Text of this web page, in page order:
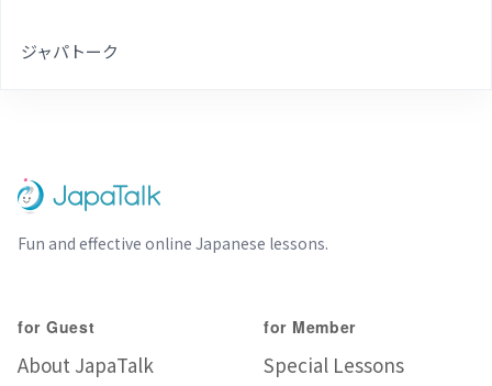
ジャパトーク
Fun and effective online Japanese lessons.
for Guest
About JapaTalk
for Member
Special Lessons